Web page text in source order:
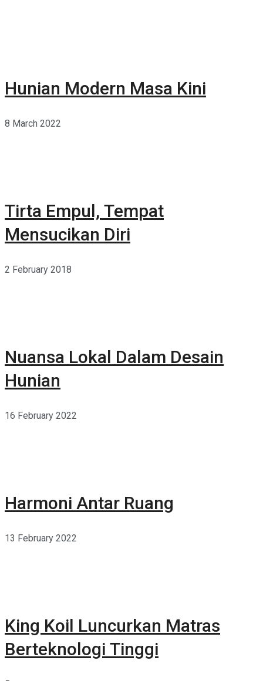
Hunian Modern Masa Kini
8 March 2022
Tirta Empul, Tempat
Mensucikan Diri
2 February 2018
Nuansa Lokal Dalam Desain
Hunian
16 February 2022
Harmoni Antar Ruang
13 February 2022
King Koil Luncurkan Matras
Berteknologi Tinggi